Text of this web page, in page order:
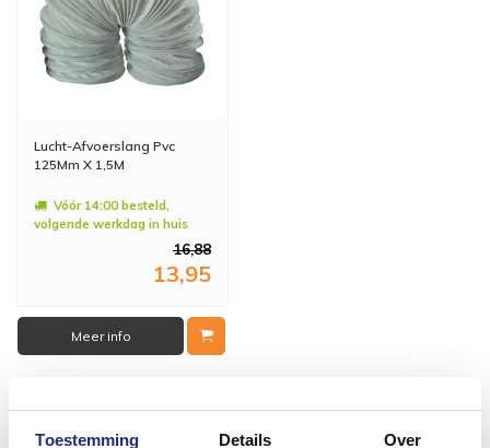
Toestemming Details Over
Lucht-Afvoerslang Pvc
125Mm X 1,5M
Vóór 14:00 besteld,
volgende werkdag in huis
16,88
13,95
Meer info